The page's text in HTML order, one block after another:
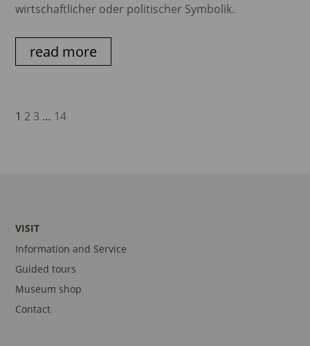
wirtschaftlicher oder politischer Symbolik.
read more
1 2 3 … 14
VISIT
Information and Service
Guided tours
Museum shop
Contact